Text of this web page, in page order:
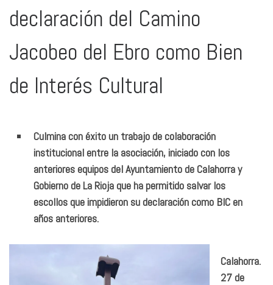
declaración del Camino
Jacobeo del Ebro como Bien
de Interés Cultural
Culmina con éxito un trabajo de colaboración
institucional entre la asociación, iniciado con los
anteriores equipos del Ayuntamiento de Calahorra y
Gobierno de La Rioja que ha permitido salvar los
escollos que impidieron su declaración como BIC en
años anteriores.
Calahorra.
27 de